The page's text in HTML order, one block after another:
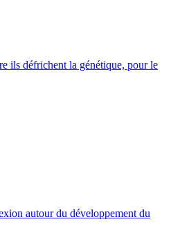
ils défrichent la génétique, pour le
autour du développement du